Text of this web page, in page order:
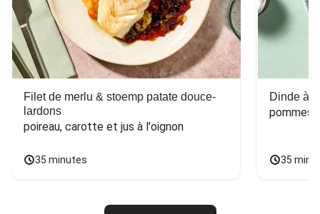
Filet de merlu & stoemp patate douce-
lardons
poireau, carotte et jus à l'oignon
35 minutes
Dinde à
pommes
35